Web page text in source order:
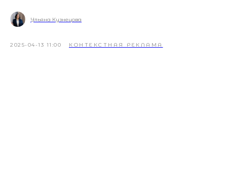
Ульяна Кузнецова
2025-04-13 11:00 КОНТЕКСТНАЯ РЕКЛАМА